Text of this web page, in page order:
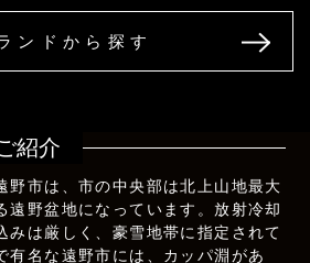
ンドから探す
紹介
野市は、市の中央部は北上山地最大
遠野盆地になっています。放射冷却
みは厳しく、豪雪地帯に指定されて
有名な遠野市には、カッパ淵があ